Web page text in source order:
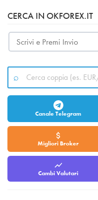
CERCA IN OKFOREX.IT
Canale Telegram
Migliori Broker
Cambi Valutari